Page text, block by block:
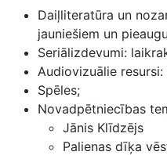
Daiļliteratūra un
jauniešiem un
Seriālizdevumi:
Audiovizuālie resursi:
Spēles;
Novadpētniecības
Jānis Klīdzējs
Palienas dīķa